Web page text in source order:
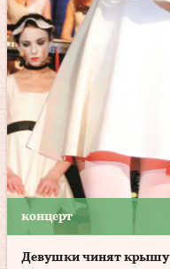
концерт
Девушки чинят крышу